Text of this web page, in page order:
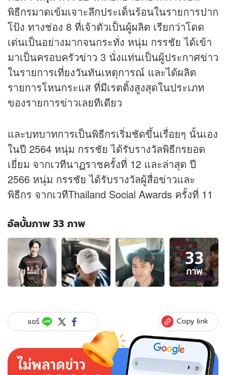
พิธีกรมาดเข้มเจาะลึกประเด็นร้อนในรายการปาก
โป้ง ทางช่อง 8 ที่เจ้าตัวเป็นผู้ผลิต เรียกว่าโดด
เด่นเป็นอย่างมากจนกระทั่ง หนุ่ม กรรชัย ได้เข้า
มาเป็นครอบครัวข่าว 3 นั่งแท่นเป็นผู้ประกาศข่าว
ในรายการเที่ยงวันทันเหตุการณ์ และได้ผลิต
รายการโหนกระแส ที่มีเรตติ้งสูงสุดในประเภท
ของรายการข่าวเลยทีเดียว
และบทบาทการเป็นพิธีกรเริ่มชัดขึ้นเรื่อยๆ นั้นเอง
ในปี 2564 หนุ่ม กรรชัย ได้รับรางวัลพิธีกรยอด
เยี่ยม จากเวทีนาฏราชครั้งที่ 12 และล่าสุด ปี
2566 หนุ่ม กรรชัย ได้รับรางวัลผู้สื่อข่าวและ
พิธีกร จากเวทีThailand Social Awards ครั้งที่ 11
อัลบั้มภาพ 33 ภาพ
ภาพ
ภาพ
ของ
กรร
ชัย"
นัก
แสดง
33
ภาพ
แชร์ Copy link